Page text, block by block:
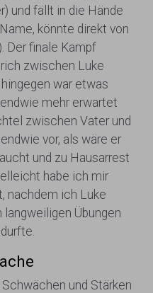
und fällt in die Hände
könnte direkt von
Der finale Kampf
zwischen Luke
war etwas
mehr erwartet
zwischen Vater und
vor, als wäre er
und zu Hausarrest
habe ich mir
nachdem ich Luke
Übungen
und Stärken